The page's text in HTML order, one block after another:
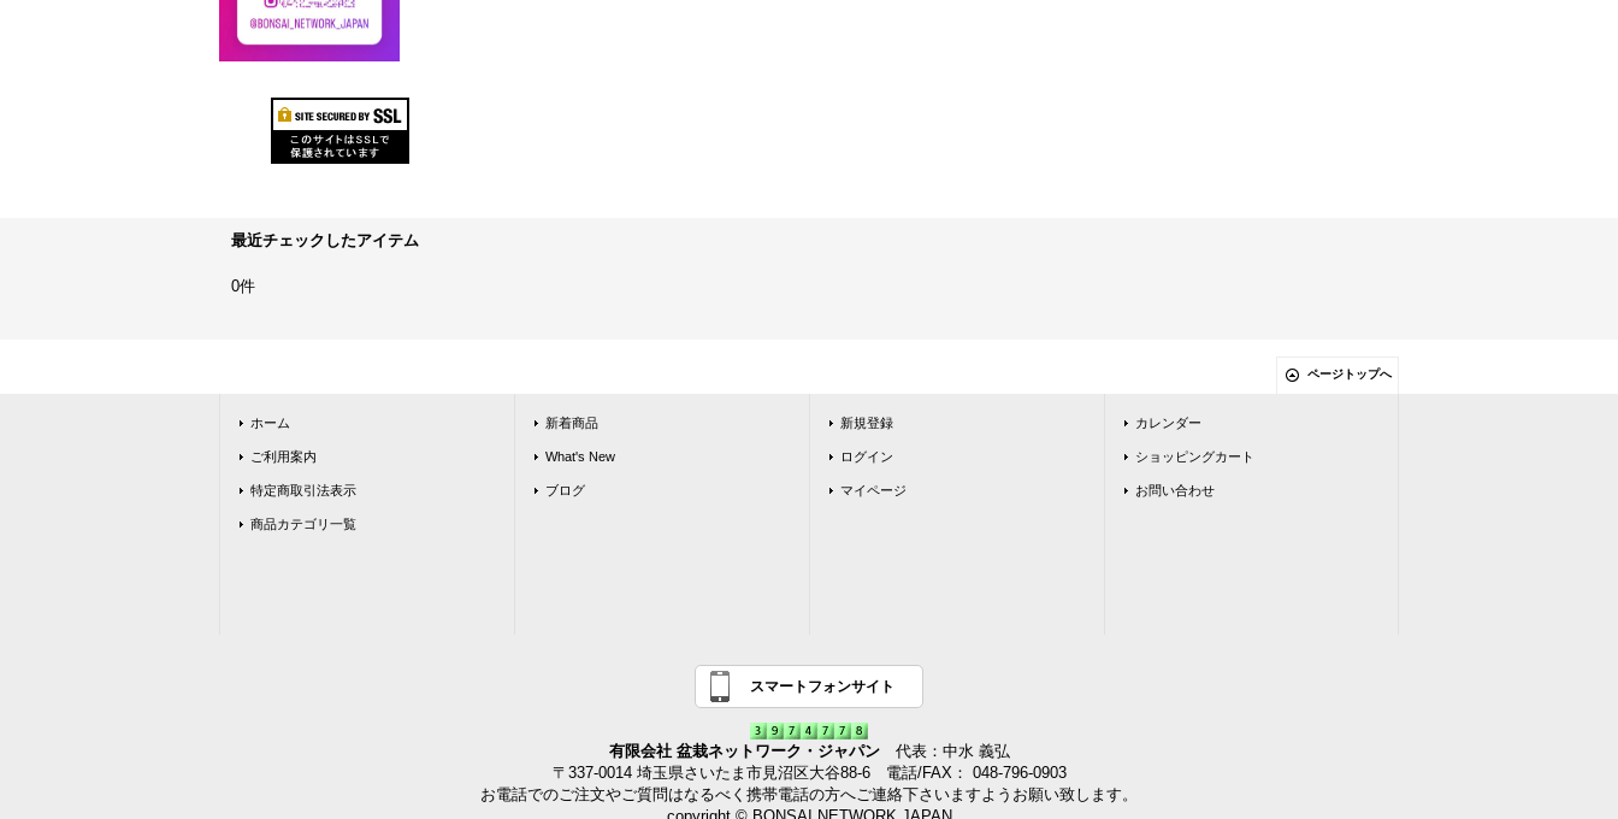
最近チェックしたアイテム
0件
ページトップへ
ホーム
ご利用案内
特定商取引法表示
商品カテゴリ一覧
新着商品
What's New
ブログ
新規登録
ログイン
マイページ
カレンダー
ショッピングカート
お問い合わせ
スマートフォンサイト
有限会社 盆栽ネットワーク・ジャパン代表：中水 義弘
〒337-0014 埼玉県さいたま市見沼区大谷88-6 電話/FAX： 048-796-0903
お電話でのご注文やご質問はなるべく携帯電話の方へご連絡下さいますようお願い致します。